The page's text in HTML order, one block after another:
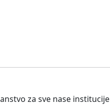
za sve nase institucije